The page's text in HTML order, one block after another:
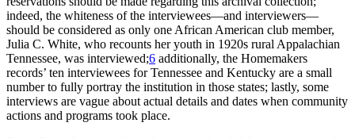
indeed, the whiteness of the interviewees—and interviewers—
should be considered as only one African American club member,
Julia C. White, who recounts her youth in 1920s rural Appalachian
Tennessee, was interviewed;6 additionally, the Homemakers
records’ ten interviewees for Tennessee and Kentucky are a small
number to fully portray the institution in those states; lastly, some
interviews are vague about actual details and dates when community
actions and programs took place.